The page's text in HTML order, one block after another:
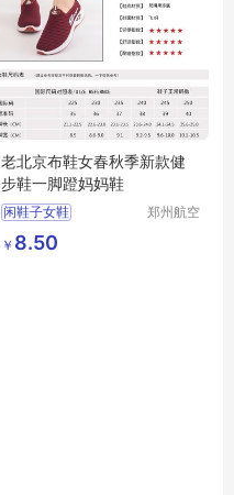
老北京布鞋女春秋季新款健
步鞋一脚蹬妈妈鞋
闲鞋子女鞋
透气飞织女鞋
一脚蹬妈妈鞋
郑州航空
￥ 8.50